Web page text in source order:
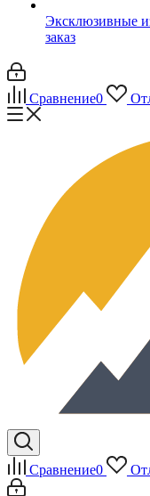
Эксклюзивные
заказ
Сравнение0
Сравнение0